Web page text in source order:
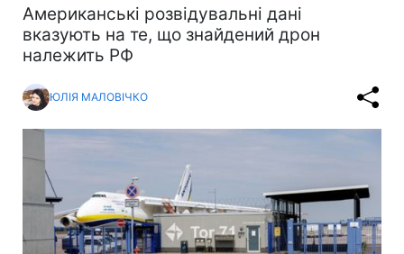
Американські розвідувальні дані
вказують на те, що знайдений дрон
належить РФ
ЮЛІЯ МАЛОВІЧКО